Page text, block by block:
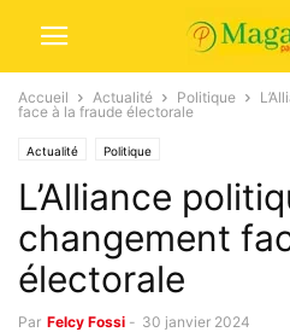
Accueil Actualité Politique
face à la fraude électorale
Actualité Politique
L’Alliance
changement
électorale
Par Felcy Fossi - 30 janvier 2024